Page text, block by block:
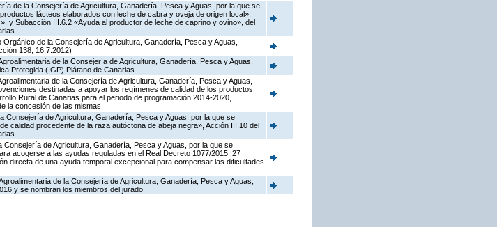
de la Consejería de Agricultura, Ganadería, Pesca y Aguas, por la que se
lácteos elaborados con leche de cabra y oveja de origen local»,
y Subacción III.6.2 «Ayuda al productor de leche de caprino y ovino», del
de la Consejería de Agricultura, Ganadería, Pesca y Aguas,
138, 16.7.2012)
de la Consejería de Agricultura, Ganadería, Pesca y Aguas,
Protegida (IGP) Plátano de Canarias
de la Consejería de Agricultura, Ganadería, Pesca y Aguas,
destinadas a apoyar los regímenes de calidad de los productos
Rural de Canarias para el periodo de programación 2014-2020,
la concesión de las mismas
Consejería de Agricultura, Ganadería, Pesca y Aguas, por la que se
calidad procedente de la raza autóctona de abeja negra», Acción III.10 del
de Agricultura, Ganadería, Pesca y Aguas, por la que se
acogerse a las ayudas reguladas en el Real Decreto 1077/2015, 27
directa de una ayuda temporal excepcional para compensar las dificultades
de la Consejería de Agricultura, Ganadería, Pesca y Aguas,
y se nombran los miembros del jurado